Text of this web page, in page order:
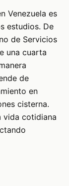
Venezuela es
estudios. De
de Servicios
una cuarta
de
en
cisterna.
vida cotidiana